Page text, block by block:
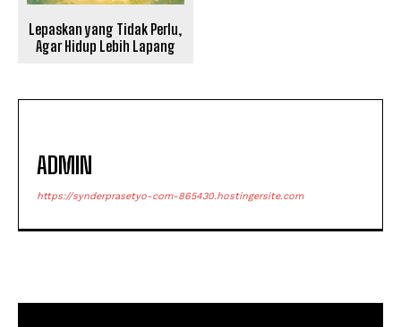
Lepaskan yang Tidak Perlu,
Agar Hidup Lebih Lapang
ADMIN
https://synderprasetyo-com-865430.hostingersite.com